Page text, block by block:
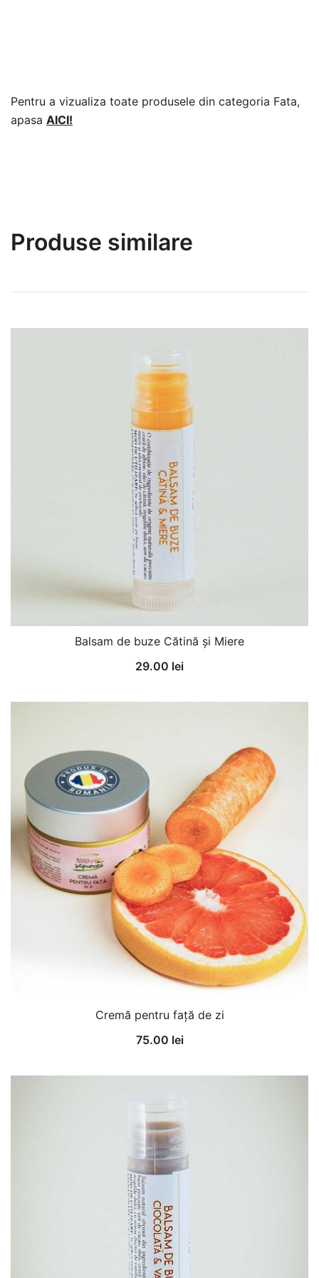
Pentru a vizualiza toate produsele din categoria Fata,
apasa AICI!
Produse similare
Balsam de buze Cătină și Miere
29.00 lei
Cremă pentru față de zi
75.00 lei